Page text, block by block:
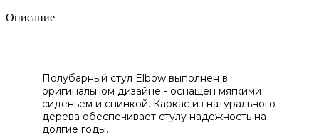
Описание
Полубарный стул Elbow выполнен в
оригинальном дизайне - оснащен мягкими
сиденьем и спинкой. Каркас из натурального
дерева обеспечивает стулу надежность на
долгие годы.